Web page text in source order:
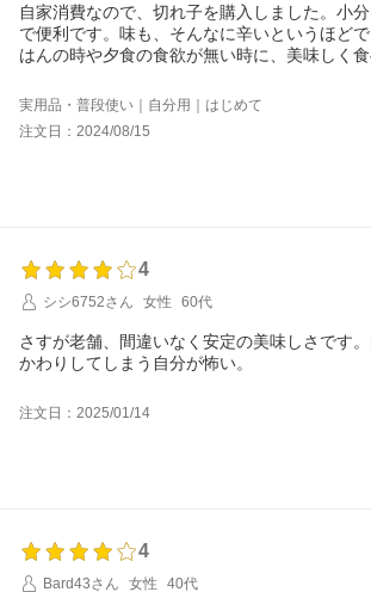
自家消費なので、切れ子を購入しました。小
で便利です。味も、そんなに辛いというほど
はんの時や夕食の食欲が無い時に、美味しく食
小5の孫達が、明太子パスタを食べたいと言
ち作ってあげようと思います。自分でも、ファ
明太イカパスタが好きです。
実用品・普段使い｜自分用｜はじめて
注文日：2024/08/15
4
シシ6752さん
女性 60代
さすが老舗、間違いなく安定の美味しさです
かわりしてしまう自分が怖い。
注文日：2025/01/14
4
Bard43さん
女性 40代